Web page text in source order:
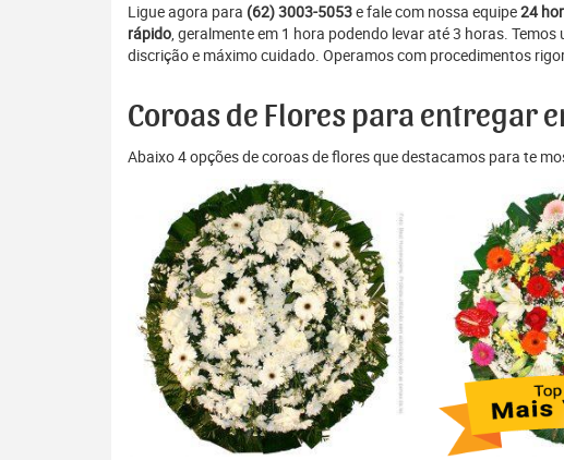
Ligue agora para (62) 3003-5053e fale com nossa equipe24
rápido, geralmente em 1 hora podendo levar até 3 horas.
discrição e máximo cuidado. Operamos com procedimentos
Coroas de Flores para entregar
Abaixo 4 opções de coroas de flores que destacamos para te